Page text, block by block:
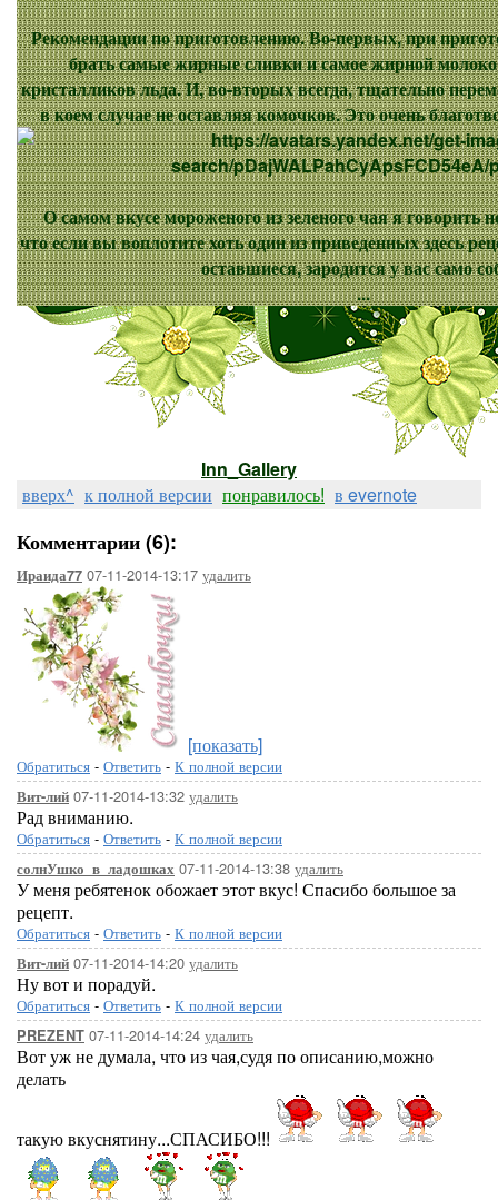
Рекомендации по приготовлению. Во-первых, при
брать самые жирные сливки и самое жирной
кристалликов льда. И, во-вторых всегда, тщательно
в коем случае не оставляя комочков. Это очень
О самом вкусе мороженого из зеленого чая я говорить
что если вы воплотите хоть один из приведенных здесь
оставшиеся, зародится у вас само
...
Inn_Gallery
вверх^ к полной версии понравилось! в evernote
Комментарии (6):
Ираида77 07-11-2014-13:17 удалить
[показать]
Обратиться - Ответить - К полной версии
Вит-лий 07-11-2014-13:32 удалить
Рад вниманию.
Обратиться - Ответить - К полной версии
солнУшко_в_ладошках 07-11-2014-13:38 удалить
У меня ребятенок обожает этот вкус! Спасибо большое за
рецепт.
Обратиться - Ответить - К полной версии
Вит-лий 07-11-2014-14:20 удалить
Ну вот и порадуй.
Обратиться - Ответить - К полной версии
PREZENT 07-11-2014-14:24 удалить
Вот уж не думала, что из чая,судя по описанию,можно
делать
такую вкуснятину...СПАСИБО!!!